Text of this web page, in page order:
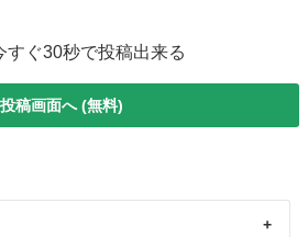
すぐ30秒で投稿出来る
投稿画面へ (無料)